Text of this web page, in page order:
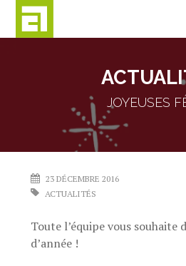
JOYEUSES
23 DÉCEMBRE 2016
ACTUALITÉS
Toute l’équipe vous souhaite
d’année !